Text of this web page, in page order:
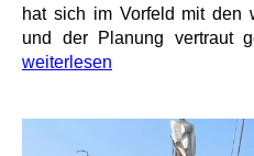
hat sich im Vorfeld mit den
und der Planung vertraut
weiterlesen